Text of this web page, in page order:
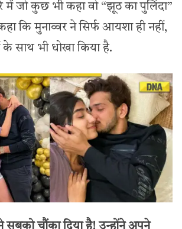
में जो कुछ भी कहा वो “झूठ का पुलिंदा”
कि मुनाव्वर ने सिर्फ आयशा ही नहीं,
साथ भी धोखा किया है.